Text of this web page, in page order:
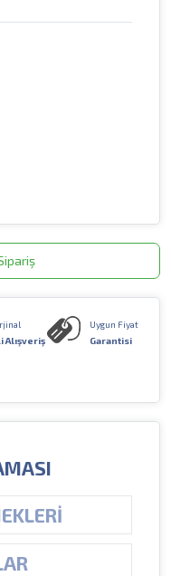
Alışveriş
Uygun Fiyat
Garantisi